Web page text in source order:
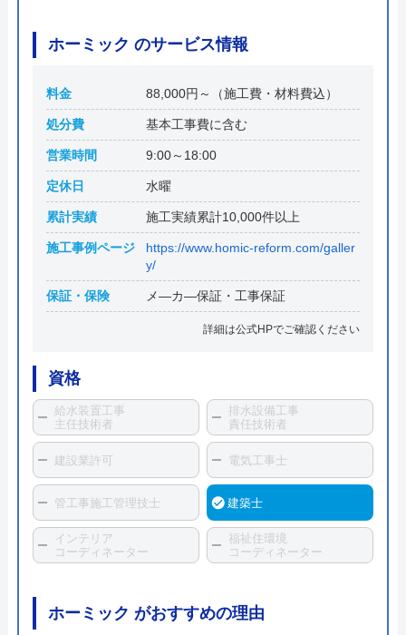
ホーミック のサービス情報
料金 88,000円～（施工費・材料費込）
処分費 基本工事費に含む
営業時間 9:00～18:00
定休日 水曜
累計実績 施工実績累計10,000件以上
施工事例ページ
https://www.homic-reform.com/galler
y/
保証・保険 メ―カ―保証・工事保証
詳細は公式HPでご確認ください
資格
給水装置工事
主任技術者
排水設備工事
責任技術者
建設業許可 電気工事士
管工事施工管理技士 建築士
インテリア
コーディネーター
福祉住環境
コーディネーター
ホーミック がおすすめの理由